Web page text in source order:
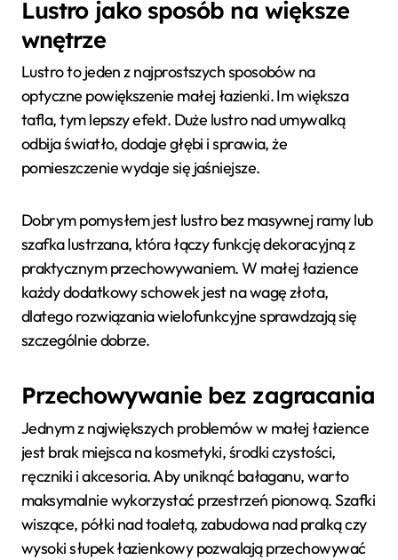
Lustro jako sposób na większe
wnętrze
Lustro to jeden z najprostszych sposobów na
optyczne powiększenie małej łazienki. Im większa
tafla, tym lepszy efekt. Duże lustro nad umywalką
odbija światło, dodaje głębi i sprawia, że
pomieszczenie wydaje się jaśniejsze.
Dobrym pomysłem jest lustro bez masywnej ramy lub
szafka lustrzana, która łączy funkcję dekoracyjną z
praktycznym przechowywaniem. W małej łazience
każdy dodatkowy schowek jest na wagę złota,
dlatego rozwiązania wielofunkcyjne sprawdzają się
szczególnie dobrze.
Przechowywanie bez zagracania
Jednym z największych problemów w małej łazience
jest brak miejsca na kosmetyki, środki czystości,
ręczniki i akcesoria. Aby uniknąć bałaganu, warto
maksymalnie wykorzystać przestrzeń pionową. Szafki
wiszące, półki nad toaletą, zabudowa nad pralką czy
wysoki słupek łazienkowy pozwalają przechowywać